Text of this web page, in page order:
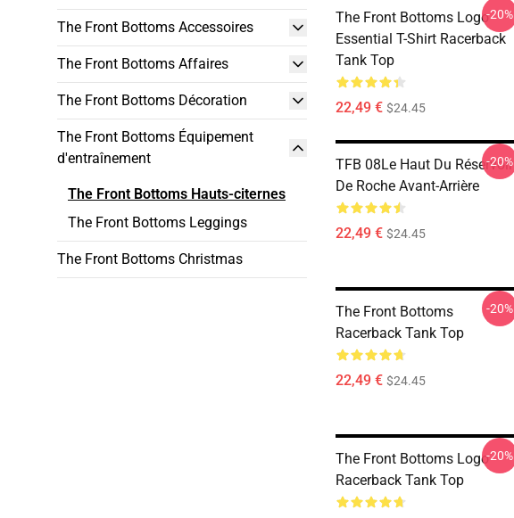
The Front Bottoms Accessoires
The Front Bottoms Affaires
The Front Bottoms Décoration
The Front Bottoms Équipement
d'entraînement
The Front Bottoms Hauts-citernes
The Front Bottoms Leggings
The Front Bottoms Christmas
The Front Bottoms Logo
Essential T-Shirt Racerback
Tank Top
22,49 € $24.45
-20%
TFB 08Le Haut Du Réservoir
De Roche Avant-Arrière
22,49 € $24.45
-20%
The Front Bottoms
Racerback Tank Top
22,49 € $24.45
-20%
The Front Bottoms Logo
Racerback Tank Top
-20%